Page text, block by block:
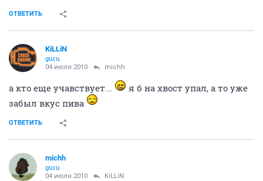
ОТВЕТИТЬ
KiLLiN
guru
04 июля 2010 michh
а кто еще учавствует...
я б на хвост упал, а то уже
забыл вкус пива
ОТВЕТИТЬ
michh
guru
04 июля 2010 KiLLiN